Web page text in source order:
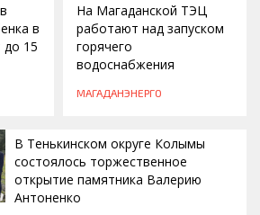
в
15
На Магаданской ТЭЦ
работают над запуском
горячего
водоснабжения
МАГАДАНЭНЕРГО
В Тенькинском округе Колымы
состоялось торжественное
открытие памятника Валерию
Антоненко